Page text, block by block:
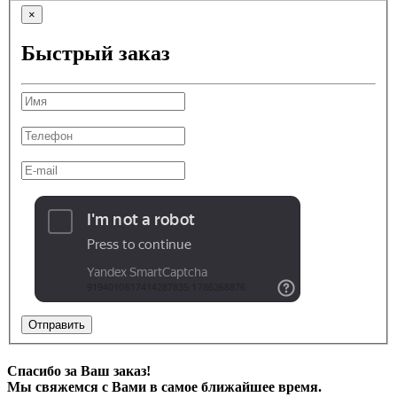
×
Быстрый заказ
Отправить
Спасибо за Ваш заказ!
Мы свяжемся с Вами в самое ближайшее время.